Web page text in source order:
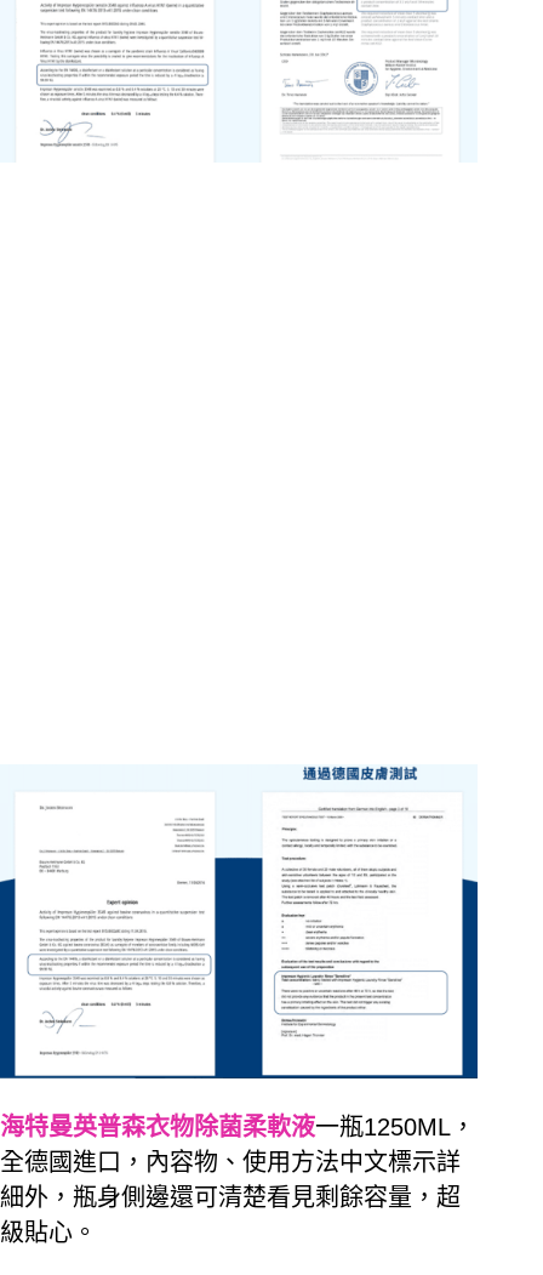
海特曼英普森衣物除菌柔軟液一瓶1250ML，
全德國進口，內容物、使用方法中文標示詳
細外，瓶身側邊還可清楚看見剩餘容量，超
級貼心。